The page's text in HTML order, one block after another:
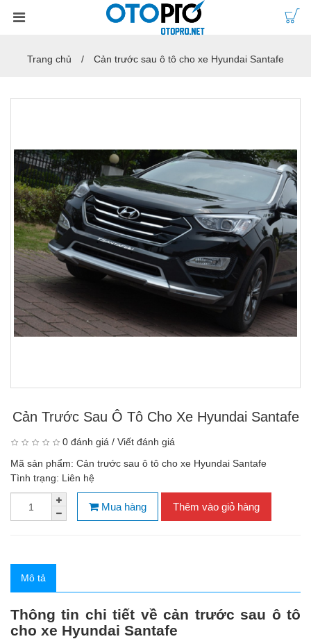
Trang chủ Cản trước sau ô tô cho xe Hyundai Santafe
Cản Trước Sau Ô Tô Cho Xe Hyundai Santafe
0 đánh giá / Viết đánh giá
Mã sản phẩm: Cản trước sau ô tô cho xe Hyundai Santafe
Tình trạng: Liên hệ
Mua hàng Thêm vào giỏ hàng
Mô tả
Thông tin chi tiết về cản trước sau ô tô
cho xe Hyundai Santafe